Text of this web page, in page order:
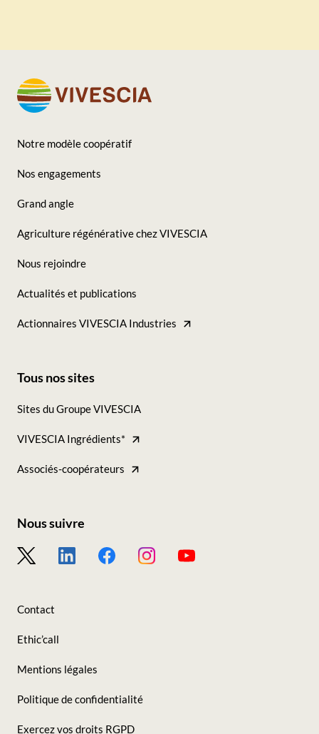
Seconde
colonne
Notre modèle coopératif
Nos engagements
Grand angle
Agriculture régénérative chez VIVESCIA
Nous rejoindre
Actualités et publications
Actionnaires VIVESCIA Industries
Tous
nos
Tous nos sites
Sites du Groupe VIVESCIA
VIVESCIA Ingrédients*
Associés-coopérateurs
-
suivre
Nous suivre
Contact
Ethic’call
Mentions légales
Politique de confidentialité
Exercez vos droits RGPD